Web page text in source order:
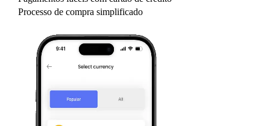
Processo de compra simplificado